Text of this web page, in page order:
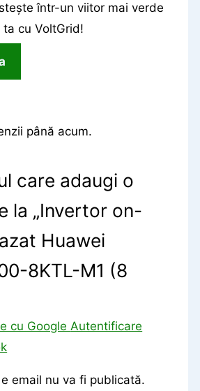
într-un viitor mai verde
cu VoltGrid!
până acum.
care adaugi o
la „Invertor on-
Huawei
8KTL-M1 (8
cu Google Autentificare
email nu va fi publicată.